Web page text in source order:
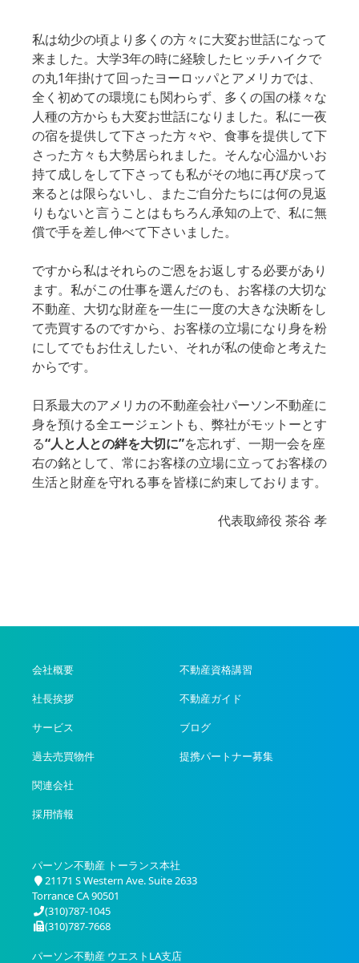
私は幼少の頃より多くの方々に大変お世話になって
来ました。大学3年の時に経験したヒッチハイクで
の丸1年掛けて回ったヨーロッパとアメリカでは、
全く初めての環境にも関わらず、多くの国の様々な
人種の方からも大変お世話になりました。私に一夜
の宿を提供して下さった方々や、食事を提供して下
さった方々も大勢居られました。そんな心温かいお
持て成しをして下さっても私がその地に再び戻って
来るとは限らないし、またご自分たちには何の見返
りもないと言うことはもちろん承知の上で、私に無
償で手を差し伸べて下さいました。
ですから私はそれらのご恩をお返しする必要があり
ます。私がこの仕事を選んだのも、お客様の大切な
不動産、大切な財産を一生に一度の大きな決断をし
て売買するのですから、お客様の立場になり身を粉
にしてでもお仕えしたい、それが私の使命と考えた
からです。
日系最大のアメリカの不動産会社パーソン不動産に
身を預ける全エージェントも、弊社がモットーとす
る“人と人との絆を大切に”を忘れず、一期一会を座
右の銘として、常にお客様の立場に立ってお客様の
生活と財産を守れる事を皆様に約束しております。
代表取締役 茶谷 孝
会社概要
社長挨拶
サービス
過去売買物件
関連会社
採用情報
不動産資格講習
不動産ガイド
ブログ
提携パートナー募集
パーソン不動産 トーランス本社
21171 S Western Ave. Suite 2633
Torrance CA 90501
(310)787-1045
(310)787-7668
パーソン不動産 ウエストLA支店